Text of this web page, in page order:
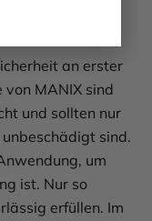
an erster
von MANIX sind
und sollten nur
sind.
um
ist. Nur so
erfüllen. Im